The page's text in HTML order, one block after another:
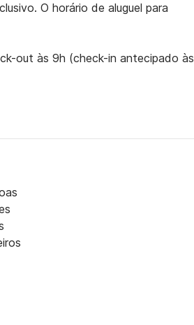
O horário de aluguel para
out às 9h (check-in antecipado às
para garantir que você aproveite
diurnos.
um flybridge.
Ibiza.